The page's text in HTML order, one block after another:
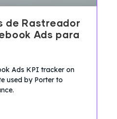
de Rastreador
Ads para
Ads KPI tracker on
used by Porter to